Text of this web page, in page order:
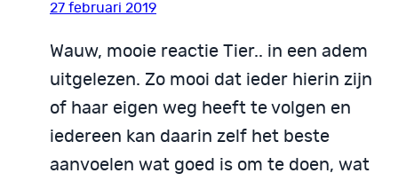
27 februari 2019
Wauw, mooie reactie Tier.. in een adem
uitgelezen. Zo mooi dat ieder hierin zijn
of haar eigen weg heeft te volgen en
iedereen kan daarin zelf het beste
aanvoelen wat goed is om te doen, wat